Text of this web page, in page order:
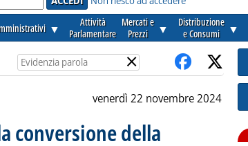
▼
Attività
Parlamentare
Mercati e
Prezzi
▼
Distribuzione
e Consumi
▼
×
venerdì 22 novembre 2024
conversione della